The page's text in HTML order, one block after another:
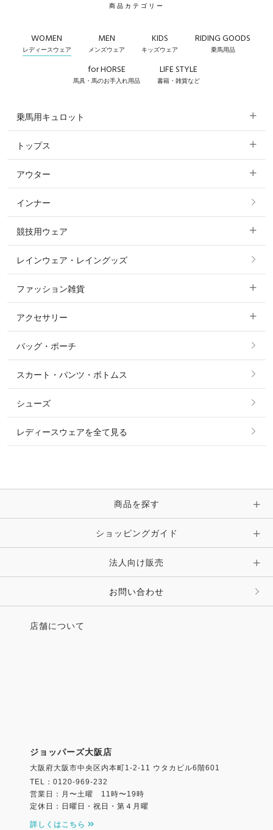
商品カテゴリー
WOMEN
レディースウェア
MEN
メンズウェア
KIDS
キッズウェア
RIDING GOODS
乗馬用品
for HORSE
馬具・馬のお手入れ用品
LIFE STYLE
書籍・雑貨など
乗馬用キュロット
すべてのキュロット
フルグリップ・尻革 キュロット
ニーグリップ・膝革 キュロット
トップス
すべてのトップス
ポロシャツ
カットソー・Tシャツ・タンクトップ
ニット・セーター
シャツ・ブラウス・ワンピース
アウター
すべてのアウター
コート
ジャケット・ブルゾン
インナー
競技用ウェア
すべての競技用ウェア
ショージャケット
ショーシャツ
レインウェア・レイングッズ
ファッション雑貨
すべてのファッション雑貨
ソックス
ベルト
時計・財布・キーケース・革小物
キーホルダー・チャーム・ストラップ
その他 ファッション雑貨
アクセサリー
すべてのアクセサリー
リング
ピアス・イヤリング
ピン・ブローチ・コサージュ
その他 アクセサリー
バッグ・ポーチ
スカート・パンツ・ボトムス
シューズ
レディースウェアを全て見る
商品を探す
ショッピングガイド
法人向け販売
お問い合わせ
店舗について
ジョッパーズ大阪店
大阪府大阪市中央区内本町1-2-11 ウタカビル6階601
TEL：0120-969-232
営業日：月〜土曜 11時〜19時
定休日：日曜日・祝日・第４月曜
詳しくはこちら